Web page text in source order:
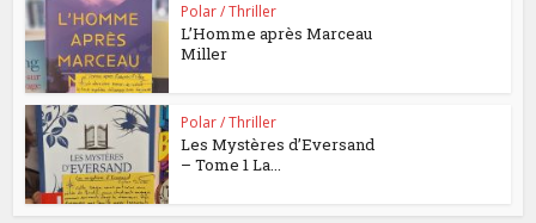
Polar / Thriller
L’Homme après Marceau
Miller
Polar / Thriller
Les Mystères d’Eversand
– Tome 1 La...